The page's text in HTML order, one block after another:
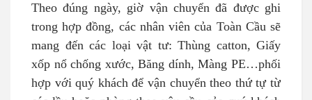
Theo đúng ngày, giờ vận chuyển đã được ghi
trong hợp đồng, các nhân viên của Toàn Cầu sẽ
mang đến các loại vật tư: Thùng catton, Giấy
xốp nổ chống xước, Băng dính, Màng PE…phối
hợp với quý khách để vận chuyển theo thứ tự từ